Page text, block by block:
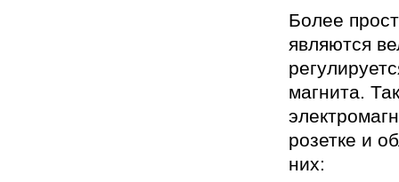
Более
являются
магнита.
розетке и
них: